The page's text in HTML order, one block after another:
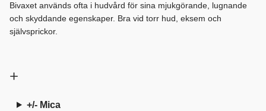
Bivaxet används ofta i hudvård för sina mjukgörande, lugnande
och skyddande egenskaper. Bra vid torr hud, eksem och
självsprickor.
+
+/- Mica